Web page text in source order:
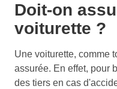
Doit-on
voiturette ?
Une voiturette, comme
assurée. En effet, pour
des tiers en cas